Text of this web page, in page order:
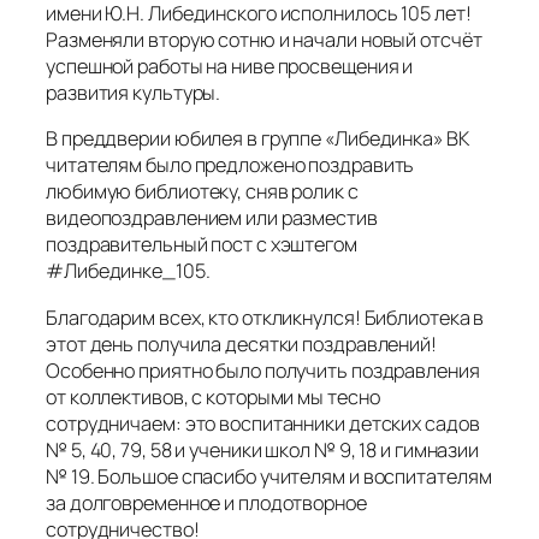
имени Ю.Н. Либединского исполнилось 105 лет!
Разменяли вторую сотню и начали новый отсчёт
успешной работы на ниве просвещения и
развития культуры.
В преддверии юбилея в группе «Либединка» ВК
читателям было предложено поздравить
любимую библиотеку, сняв ролик с
видеопоздравлением или разместив
поздравительный пост с хэштегом
#Либединке_105.
Благодарим всех, кто откликнулся! Библиотека в
этот день получила десятки поздравлений!
Особенно приятно было получить поздравления
от коллективов, с которыми мы тесно
сотрудничаем: это воспитанники детских садов
№ 5, 40, 79, 58 и ученики школ № 9, 18 и гимназии
№ 19. Большое спасибо учителям и воспитателям
за долговременное и плодотворное
сотрудничество!